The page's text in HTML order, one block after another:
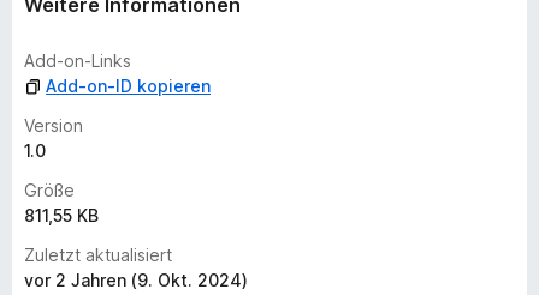
n
e
B
e
e
r
t
u
Weitere Informationen
Add-on-Links
Add-on-ID kopieren
Version
1.0
Größe
811,55 KB
Zuletzt aktualisiert
vor 2 Jahren (9. Okt. 2024)